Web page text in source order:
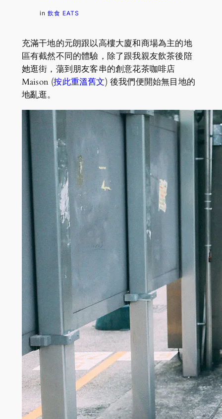
in 飲食 EATS
充滿干地的元朗跟以高樓大廈和商場為主的地
區有截然不同的體驗，除了跟我親友飲茶後陪
她逛街，蕩到朋友客串的創意花茶咖啡店
Maison (按此重溫舊文) 後我們便開始無目地的
地亂逛。